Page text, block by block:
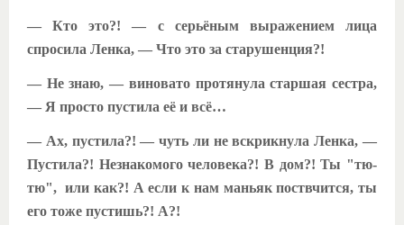
— Кто это?! — с серьёным выражением лица
спросила Ленка, — Что это за старушенция?!
— Не знаю, — виновато протянула старшая сестра,
— Я просто пустила её и всё…
— Ах, пустила?! — чуть ли не вскрикнула Ленка, —
Пустила?! Незнакомого человека?! В дом?! Ты "тю-
тю", или как?! А если к нам маньяк поствчится, ты
его тоже пустишь?! А?!